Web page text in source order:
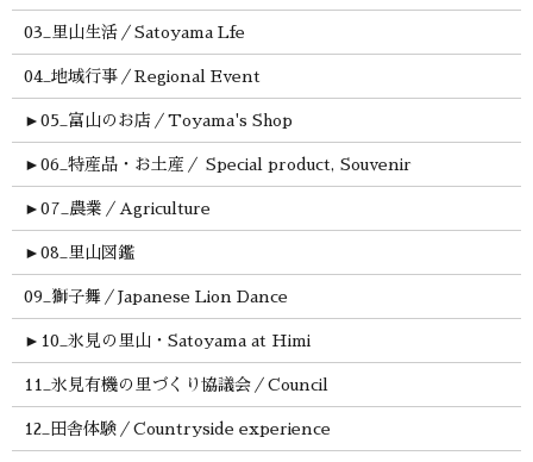
03_里山生活／Satoyama Lfe
04_地域行事／Regional Event
► 05_富山のお店／Toyama's Shop
► 06_特産品・お土産／ Special product, Souvenir
► 07_農業／Agriculture
► 08_里山図鑑
09_獅子舞／Japanese Lion Dance
► 10_氷見の里山・Satoyama at Himi
11_氷見有機の里づくり協議会／Council
12_田舎体験／Countryside experience